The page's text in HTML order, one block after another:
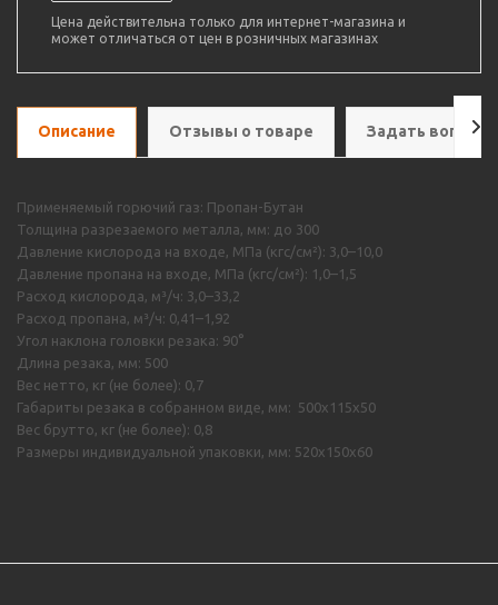
Цена действительна только для интернет-магазина и
может отличаться от цен в розничных магазинах
Описание Отзывы о товаре Задать вопрос
Применяемый горючий газ: Пропан-Бутан
Толщина разрезаемого металла, мм: до 300
Давление кислорода на входе, МПа (кгс/см²): 3,0–10,0
Давление пропана на входе, МПа (кгс/см²): 1,0–1,5
Расход кислорода, м³/ч: 3,0–33,2
Расход пропана, м³/ч: 0,41–1,92
Угол наклона головки резака: 90°
Длина резака, мм: 500
Вес нетто, кг (не более): 0,7
Габариты резака в собранном виде, мм: 500х115х50
Вес брутто, кг (не более): 0,8
Размеры индивидуальной упаковки, мм: 520х150х60